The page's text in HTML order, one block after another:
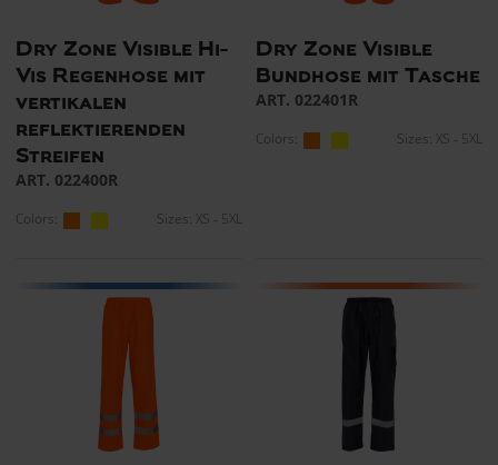
Dry Zone Visible Hi-
Vis Regenhose mit
vertikalen
reflektierenden
Streifen
ART. 022400R
Colors: Sizes: XS - 5XL
Dry Zone Visible
Bundhose mit Tasche
ART. 022401R
Colors: Sizes: XS - 5XL